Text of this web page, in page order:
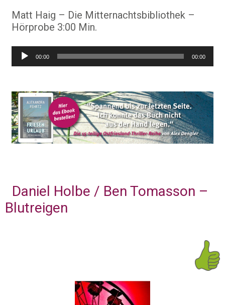
Matt Haig – Die Mitternachtsbibliothek –
Hörprobe 3:00 Min.
Audio-
Player
00:00 00:00
Daniel Holbe / Ben Tomasson –
Blutreigen